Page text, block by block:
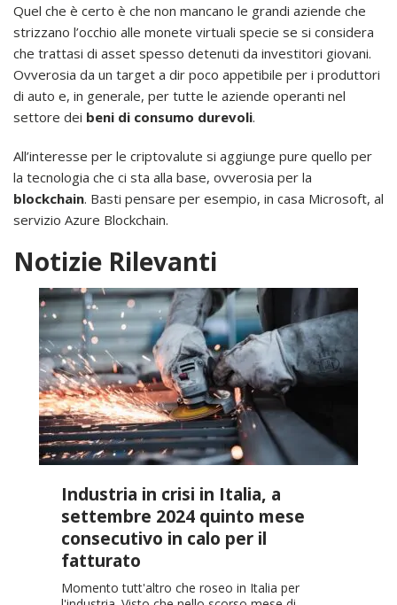
Quel che è certo è che non mancano le grandi aziende che
strizzano l’occhio alle monete virtuali specie se si considera
che trattasi di asset spesso detenuti da investitori giovani.
Ovverosia da un target a dir poco appetibile per i produttori
di auto e, in generale, per tutte le aziende operanti nel
settore dei beni di consumo durevoli.
All’interesse per le criptovalute si aggiunge pure quello per
la tecnologia che ci sta alla base, ovverosia per la
blockchain. Basti pensare per esempio, in casa Microsoft, al
servizio Azure Blockchain.
Notizie Rilevanti
Industria in crisi in Italia, a
settembre 2024 quinto mese
consecutivo in calo per il
fatturato
Momento tutt'altro che roseo in Italia per